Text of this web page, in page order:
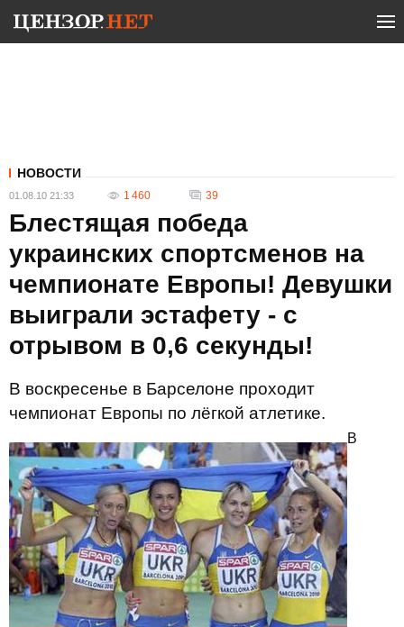
НОВОСТИ
01.08.10 21:33 1 460 39
Блестящая победа
украинских спортсменов на
чемпионате Европы! Девушки
выиграли эстафету - с
отрывом в 0,6 секунды!
В воскресенье в Барселоне проходит
чемпионат Европы по лёгкой атлетике.
В